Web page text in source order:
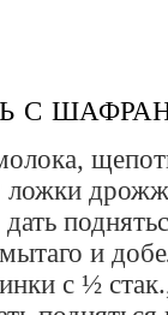
с
ложки
и
с ½